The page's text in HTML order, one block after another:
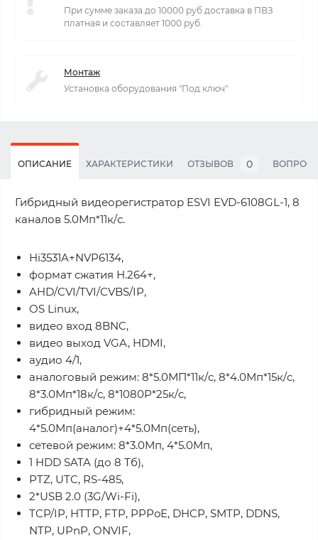
При сумме заказа до 10000 руб доставка в ПВЗ
платная и составляет 1000 руб.
Монтаж
Установка оборудования "Под ключ"
ОПИСАНИЕ ХАРАКТЕРИСТИКИ ОТЗЫВОВ 0
Гибридный видеорегистратор ESVI EVD-6108GL-1, 8
каналов 5.0Мп*11к/с.
Hi3531A+NVP6134,
формат сжатия Н.264+,
AHD/CVI/TVI/CVBS/IP,
OS Linux,
видео вход 8BNC,
видео выход VGA, HDMI,
аудио 4/1,
аналоговый режим: 8*5.0МП*11к/c, 8*4.0Мп*15к/c,
8*3.0Мп*18к/c, 8*1080P*25к/c,
гибридный режим:
4*5.0Мп(аналог)+4*5.0Мп(сеть),
сетевой режим: 8*3.0Мп, 4*5.0Мп,
1 HDD SATA (до 8 Тб),
PTZ, UTC, RS-485,
2*USB 2.0 (3G/Wi-Fi),
TCP/IP, HTTP, FTP, PPPoE, DHCP, SMTP, DDNS,
NTP, UPnP, ONVIF,